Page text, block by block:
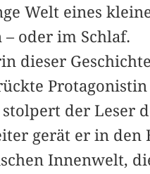
Welt eines
oder im Schlaf.
dieser
der Leser
gerät er in den
Innenwelt,